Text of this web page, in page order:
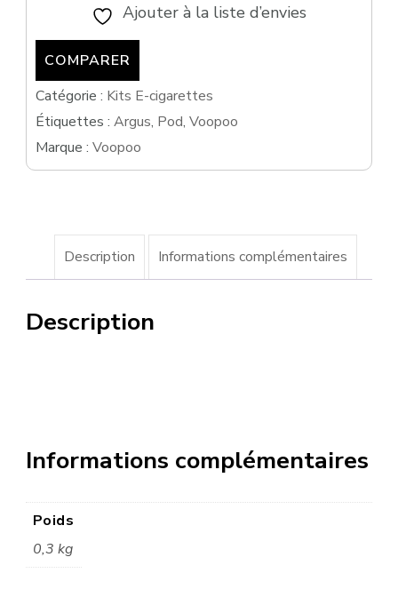
1200mah
VOOPOO
Ajouter à la liste d’envies
COMPARER
Catégorie : Kits E-cigarettes
Étiquettes : Argus, Pod, Voopoo
Marque : Voopoo
Description Informations complémentaires
Description
Informations complémentaires
Poids
0,3 kg